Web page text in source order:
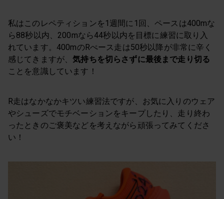
私はこのレペティションを1週間に1回、ペースは400mな
ら88秒以内、200mなら44秒以内を目標に練習に取り入
れています。400mのRぺース走は50秒以降が非常に辛く
感じてきますが、気持ちを切らさずに最後まで走り切る
ことを意識しています！
R走はなかなかキツい練習法ですが、お気に入りのウェア
やシューズでモチベーションをキープしたり、走り終わ
ったときのご褒美などを考えながら頑張ってみてくださ
い！